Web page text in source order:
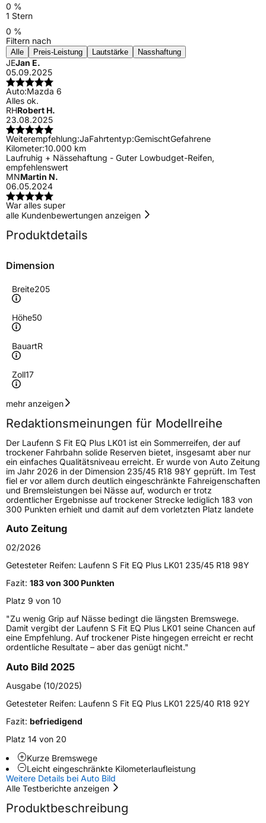
0 %
1 Stern
0 %
Filtern nach
Alle Preis-Leistung Lautstärke Nasshaftung
JEJan E.
05.09.2025
Auto:Mazda 6
Alles ok.
RHRobert H.
23.08.2025
Weiterempfehlung:JaFahrtentyp:GemischtGefahrene
Kilometer:10.000 km
Laufruhig + Nässehaftung - Guter Lowbudget-Reifen,
empfehlenswert
MNMartin N.
06.05.2024
War alles super
alle Kundenbewertungen anzeigen
Produktdetails
Dimension
Breite205
Höhe50
BauartR
Zoll17
Geschwindigkeitsindex
Höchstgeschwindigkeit
270 km/h
Lastindex93
Höchstlast650 kg
Gewicht (in kg)8,52 kg
Fahrzeugtyp
VerwendungSommerreifen
ModellnameS Fit EQ Plus LK01
FahrzeugartPKW & SUV
Weitere Eigenschaften
Zustand Neureifen
EffizienzC
mehr anzeigen
Redaktionsmeinungen für Modellreihe
Der Laufenn S Fit EQ Plus LK01 ist ein Sommerreifen, der auf
trockener Fahrbahn solide Reserven bietet, insgesamt aber nur
ein einfaches Qualitätsniveau erreicht. Er wurde von Auto Zeitung
im Jahr 2026 in der Dimension 235/45 R18 98Y geprüft. Im Test
fiel er vor allem durch deutlich eingeschränkte Fahreigenschaften
und Bremsleistungen bei Nässe auf, wodurch er trotz
ordentlicher Ergebnisse auf trockener Strecke lediglich 183 von
300 Punkten erhielt und damit auf dem vorletzten Platz landete
Auto Zeitung
02/2026
Getesteter Reifen: Laufenn S Fit EQ Plus LK01 235/45 R18 98Y
Fazit: 183 von 300 Punkten
Platz 9 von 10
"Zu wenig Grip auf Nässe bedingt die längsten Bremswege.
Damit vergibt der Laufenn S Fit EQ Plus LK01 seine Chancen auf
eine Empfehlung. Auf trockener Piste hingegen erreicht er recht
ordentliche Resultate – aber das genügt nicht."
Auto Bild 2025
Ausgabe (10/2025)
Getesteter Reifen: Laufenn S Fit EQ Plus LK01 225/40 R18 92Y
Fazit: befriedigend
Platz 14 von 20
Kurze Bremswege
Leicht eingeschränkte Kilometerlaufleistung
Weitere Details bei Auto Bild
Alle Testberichte anzeigen
Produktbeschreibung